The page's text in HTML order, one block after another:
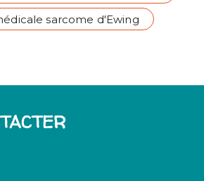
sarcome d'Ewing